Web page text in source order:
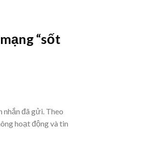
“sốt
đã gửi. Theo
hoạt động và tin